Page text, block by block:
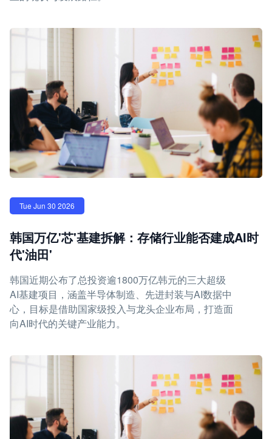
Tue Jun 30 2026
韩国万亿'芯'基建拆解：存储行业能否建成AI时
代'油田'
韩国近期公布了总投资逾1800万亿韩元的三大超级
AI基建项目，涵盖半导体制造、先进封装与AI数据中
心，目标是借助国家级投入与龙头企业布局，打造面
向AI时代的关键产业能力。